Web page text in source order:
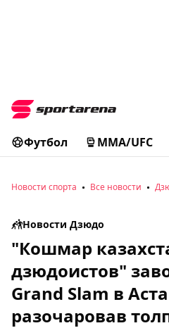
Футбол MMA/UFC
Новости спорта Все новости
Новости Дзюдо
"Кошмар
дзюдоистов"
Grand Slam в
разочаровав